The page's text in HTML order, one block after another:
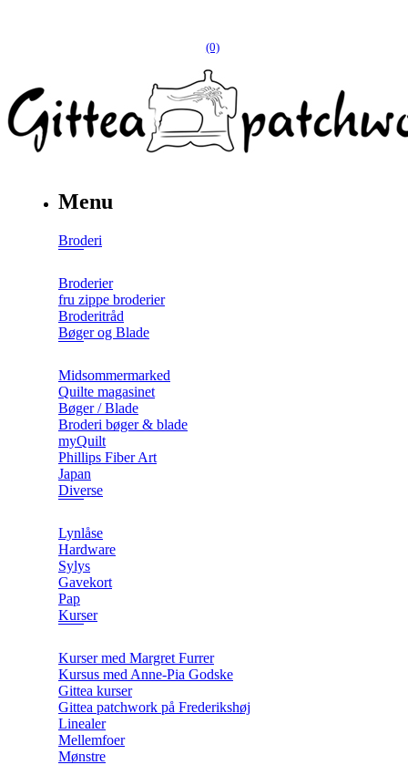
(0)
Menu
Broderi
Broderier
fru zippe broderier
Broderitråd
Bøger og Blade
Midsommermarked
Quilte magasinet
Bøger / Blade
Broderi bøger & blade
myQuilt
Phillips Fiber Art
Japan
Diverse
Lynlåse
Hardware
Sylys
Gavekort
Pap
Kurser
Kurser med Margret Furrer
Kursus med Anne-Pia Godske
Gittea kurser
Gittea patchwork på Frederikshøj
Linealer
Mellemfoer
Mønstre